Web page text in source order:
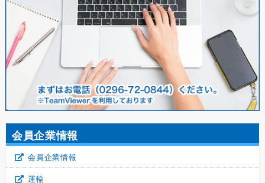
会員企業情報
会員企業情報
運輸